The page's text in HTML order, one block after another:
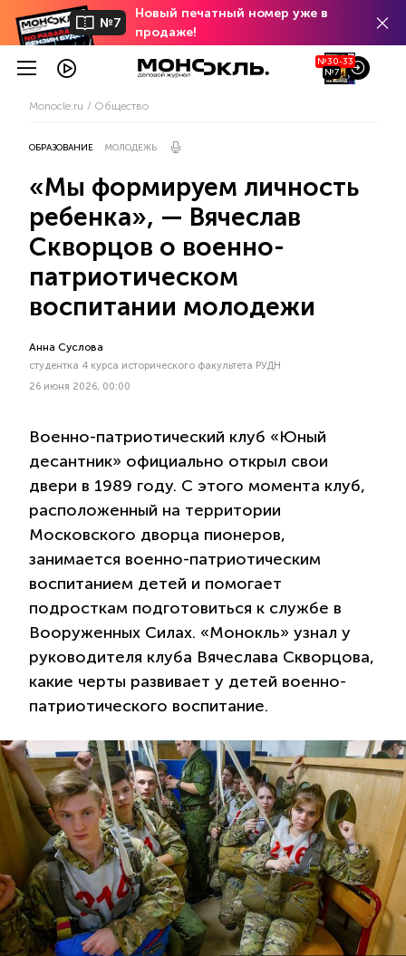
№7
Новый печатный номер уже в
продаже!
№30-33
№7
Monocle.ru Общество
ОБРАЗОВАНИЕ МОЛОДЕЖЬ
«Мы формируем личность
ребенка», — Вячеслав
Скворцов о военно-
патриотическом
воспитании молодежи
Анна Суслова
студентка 4 курса исторического факультета РУДН
26 июня 2026, 00:00
Военно-патриотический клуб «Юный
десантник» официально открыл свои
двери в 1989 году. С этого момента клуб,
расположенный на территории
Московского дворца пионеров,
занимается военно-патриотическим
воспитанием детей и помогает
подросткам подготовиться к службе в
Вооруженных Силах. «Монокль» узнал у
руководителя клуба Вячеслава Скворцова,
какие черты развивает у детей военно-
патриотического воспитание.